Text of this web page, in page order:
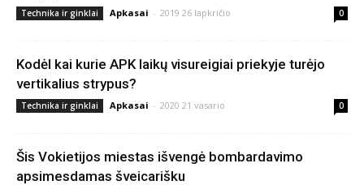
Technika ir ginklai Apkasai - 2019 26 lapkričio 0
Kodėl kai kurie APK laikų visureigiai priekyje turėjo
vertikalius strypus?
Technika ir ginklai Apkasai - 2020 21 vasario 0
Šis Vokietijos miestas išvengė bombardavimo
apsimesdamas šveicarišku